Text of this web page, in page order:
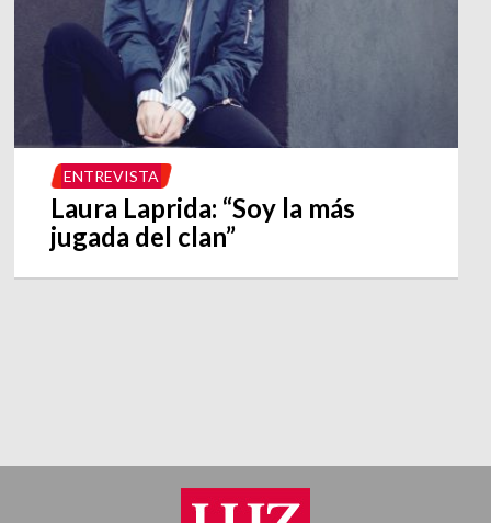
ENTREVISTA
Laura Laprida: “Soy la más
jugada del clan”